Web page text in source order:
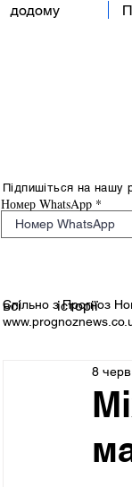
додому
Підпишіться на нашу
Номер WhatsApp
Спільно з Прогноз
всі історії
8 черв.